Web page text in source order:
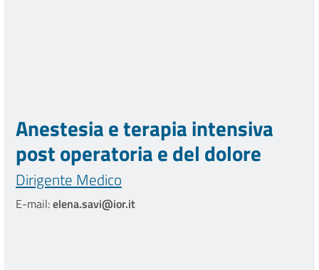
Anestesia e terapia intensiva
post operatoria e del dolore
Dirigente Medico
E-mail:elena.savi@ior.it